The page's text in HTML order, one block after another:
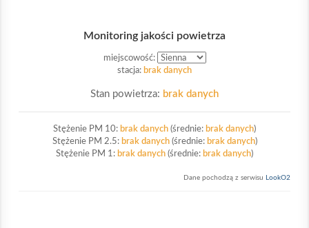
Monitoring jakości powietrza
miejscowość:
stacja: brak danych
Stan powietrza: brak danych
Stężenie PM 10: brak danych (średnie: brak danych)
Stężenie PM 2.5: brak danych(średnie: brak danych)
Stężenie PM 1: brak danych (średnie: brak danych)
Dane pochodzą z serwisu LookO2